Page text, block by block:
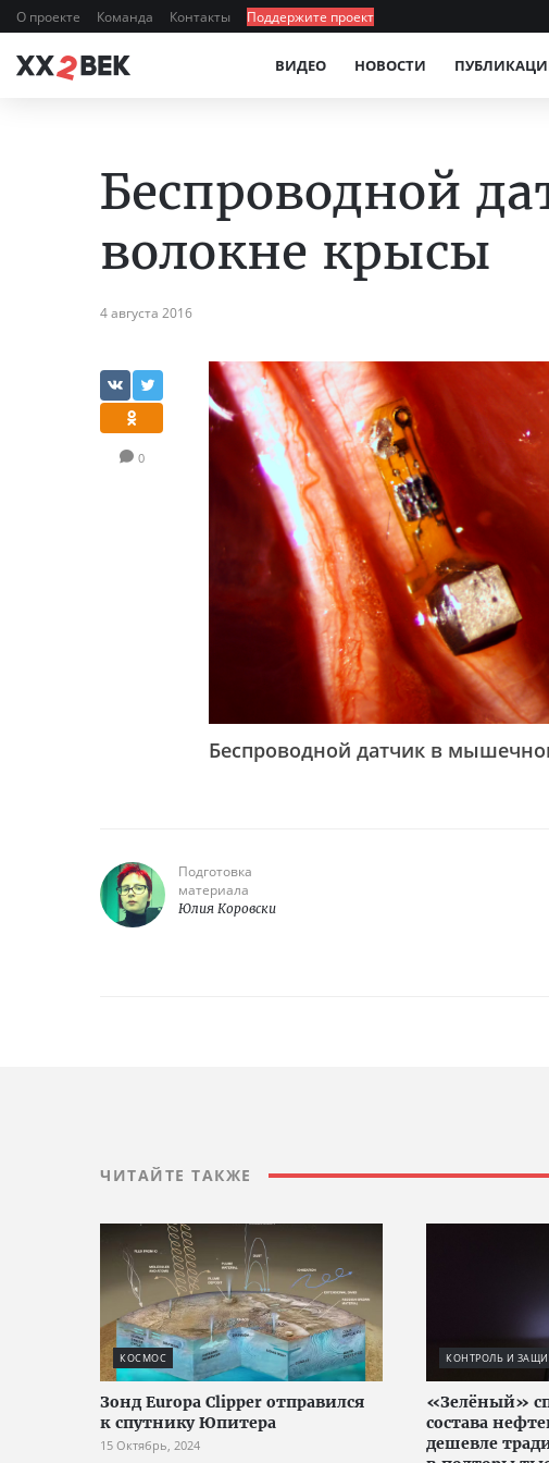
О проекте Команда Контакты Поддержите проект
ВИДЕО НОВОСТИ
Беспроводной
волокне крысы
4 августа 2016
0
Беспроводной датчик в
Подготовка
материала
Юлия Коровски
ЧИТАЙТЕ ТАКЖЕ
КОСМОС
Зонд Europa Clipper отправился
к спутнику Юпитера
15 Октябрь, 2024
КОНТРОЛЬ И
«Зелёный»
состава
дешевле